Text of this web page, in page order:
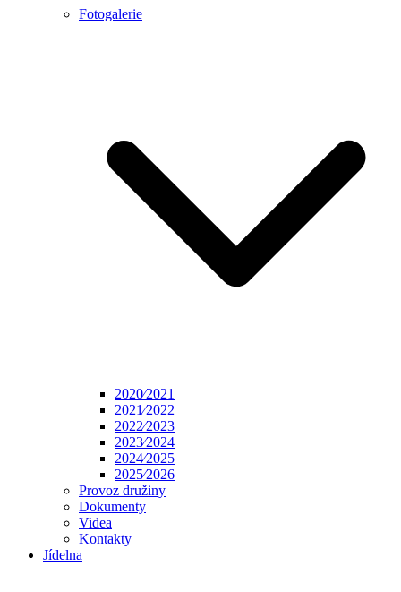
Fotogalerie
2020⁄2021
2021⁄2022
2022⁄2023
2023⁄2024
2024⁄2025
2025⁄2026
Provoz družiny
Dokumenty
Videa
Kontakty
Jídelna